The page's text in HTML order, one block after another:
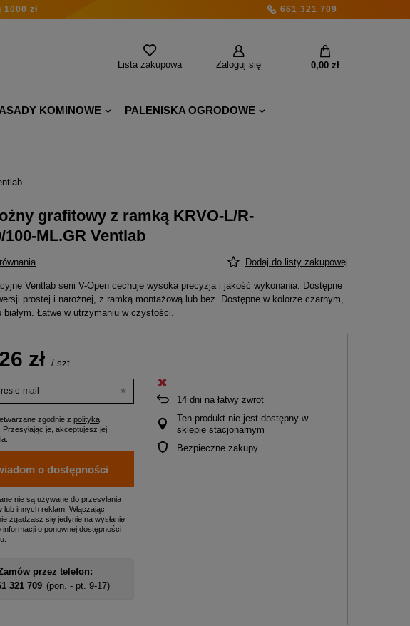
1000 zł 661 321 709
Zaloguj się
Lista zakupowa 0,00 zł
KOMINOWE
PALENISKA OGRODOWE
grafitowy z ramką KRVO-L/R-
100-ML.GR Ventlab
Dodaj do listy zakupowej
Ventlab serii V-Open cechuje wysoka precyzja i jakość wykonania. Dostępne
prostej i narożnej, z ramką montażową lub bez. Dostępne w kolorze czarnym,
białym. Łatwe w utrzymaniu w czystości.
zł / szt.
e-mail
zgodnie z polityką
. Przesyłając je, akceptujesz jej
o dostępności
nie są używane do przesyłania
lub innych reklam. Włączając
zgadzasz się jedynie na wysłanie
informacji o ponownej dostępności
przez telefon:
321 709 (pon. - pt. 9-17)
14 dni na łatwy zwrot
Ten produkt nie jest dostępny w
sklepie stacjonarnym
Bezpieczne zakupy